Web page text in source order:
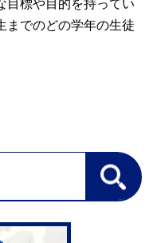
目標や目的を持ってい
までのどの学年の生徒